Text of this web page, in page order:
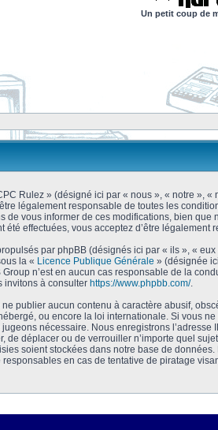
Un petit coup de
Rulez » (désigné ici par « nous », « notre »,
légalement responsable de toutes les
de vous informer de ces modifications, bien
été effectuées, vous acceptez d’être
par phpBB (désignés ici par « ils », «
la « Licence Publique Générale » (désignée
n’est en aucun cas responsable de la
invitons à consulter https://www.phpbb.com/.
publier aucun contenu à caractère abusif,
ou encore la loi internationale. Si vous
nécessaire. Nous enregistrons
de déplacer ou de verrouiller n’importe quel
soient stockées dans notre base de
responsables en cas de tentative de piratage